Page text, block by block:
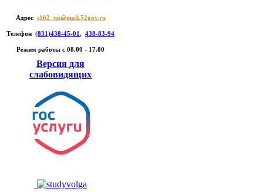
Адрес s102_nn@mail.52gov.ru
Телефон (831)438-45-01 , 438-83-94
Режим работы c 08.00 - 17.00
Версия для
слабовидящих